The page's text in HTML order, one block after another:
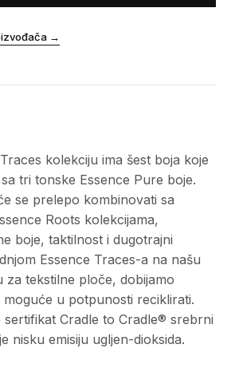
→
kolekciju ima šest boja koje
tri tonske Essence Pure boje.
se prelepo kombinovati sa
Roots kolekcijama,
boje, taktilnost i dugotrajni
Essence Traces-a na našu
za tekstilne ploče, dobijamo
u potpunosti reciklirati.
sertifikat Cradle to Cradle® srebrni
nisku emisiju ugljen-dioksida.